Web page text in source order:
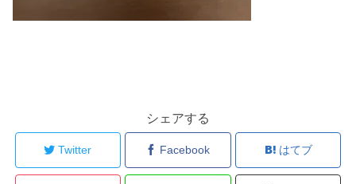
シェアする
Twitter Facebook はてブ